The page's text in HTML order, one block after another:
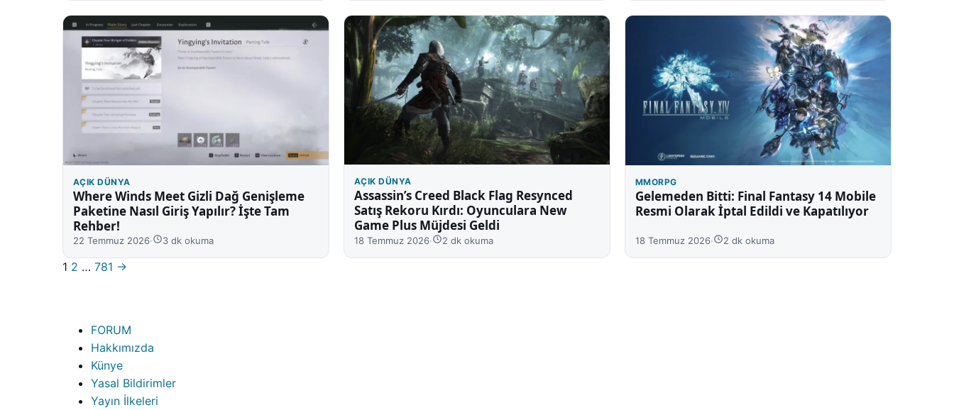
AÇIK DÜNYA
Where Winds Meet Gizli Dağ Genişleme
Paketine Nasıl Giriş Yapılır? İşte Tam
Rehber!
22 Temmuz 2026· 3 dk okuma
AÇIK DÜNYA
Assassin’s Creed Black Flag Resynced
Satış Rekoru Kırdı: Oyunculara New
Game Plus Müjdesi Geldi
18 Temmuz 2026· 2 dk okuma
MMORPG
Gelemeden Bitti: Final Fantasy 14 Mobile
Resmi Olarak İptal Edildi ve Kapatılıyor
18 Temmuz 2026· 2 dk okuma
Sayfalar
1 2 … 781 →
FORUM
Hakkımızda
Künye
Yasal Bildirimler
Yayın İlkeleri